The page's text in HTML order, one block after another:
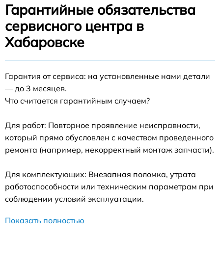
Гарантийные обязательства
сервисного центра в
Хабаровске
Гарантия от сервиса: на установленные нами детали
— до 3 месяцев.
Что считается гарантийным случаем?
Для работ: Повторное проявление неисправности,
который прямо обусловлен с качеством проведенного
ремонта (например, некорректный монтаж запчасти).
Для комплектующих: Внезапная поломка, утрата
работоспособности или техническим параметрам при
соблюдении условий эксплуатации.
Показать полностью